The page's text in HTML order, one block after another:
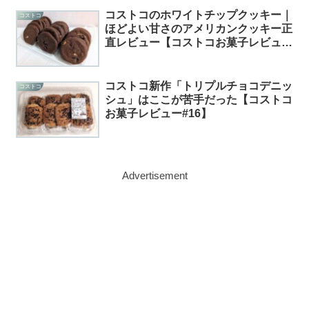
コストコ
コストコのホワイトチップクッキー｜
ほどよい甘さのアメリカンクッキー正
直レビュー【コストコお菓子レビュー
コストコ
コストコ新作「トリプルチョコデニッ
シュ」はここが苦手だった【コストコ
お菓子レビュー#16】
Advertisement